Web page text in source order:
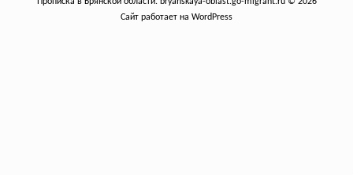
Сайт работает на WordPress